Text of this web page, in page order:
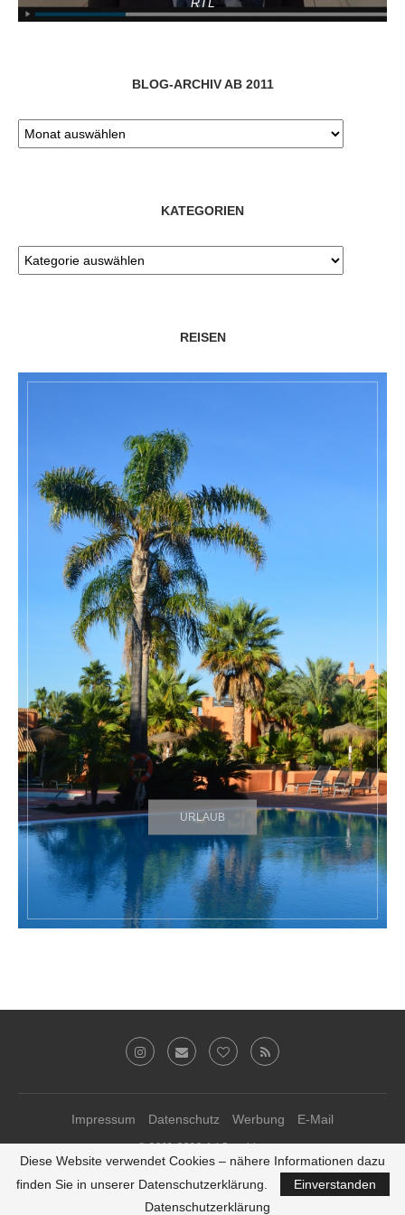
RTL
BLOG-ARCHIV AB 2011
KATEGORIEN
REISEN
URLAUB
Impressum Datenschutz Werbung E-Mail
© 2011-2019 Ari Sunshine
Theme-Anpassungen vonkathastrophal.de♥
ZURÜCK ZUM SEITENANFANG
Diese Website verwendet Cookies – nähere Informationen dazu
finden Sie in unserer Datenschutzerklärung.
Einverstanden
Datenschutzerklärung